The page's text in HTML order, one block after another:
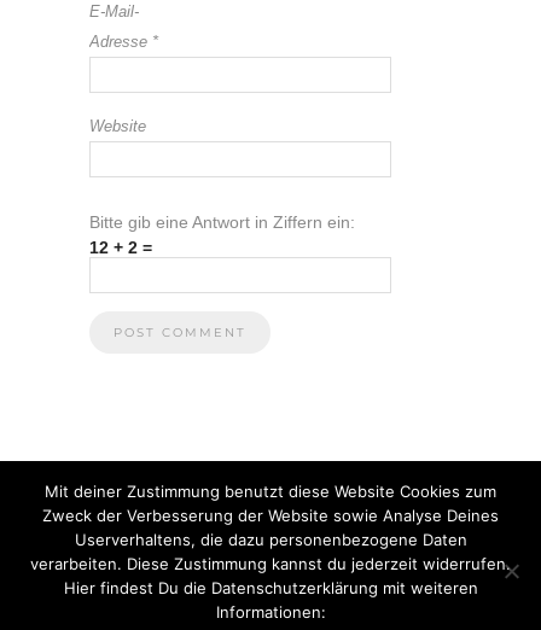
E-Mail-
Adresse *
Website
Bitte gib eine Antwort in Ziffern ein:
12 + 2 =
Mit deiner Zustimmung benutzt diese Website Cookies zum
Zweck der Verbesserung der Website sowie Analyse Deines
Userverhaltens, die dazu personenbezogene Daten
verarbeiten. Diese Zustimmung kannst du jederzeit widerrufen.
Hier findest Du die Datenschutzerklärung mit weiteren
Informationen: